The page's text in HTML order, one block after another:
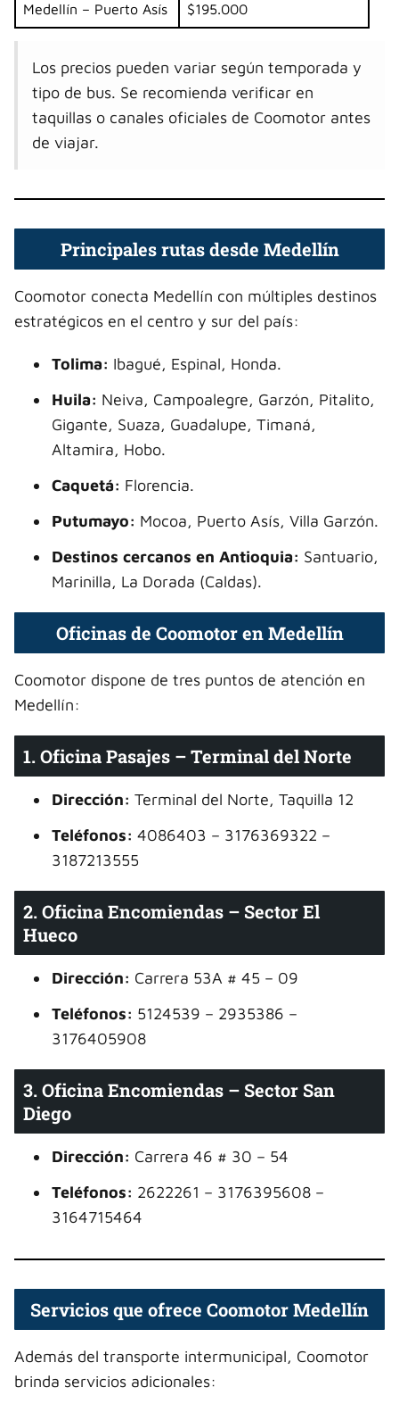
Medellín – Puerto Asís $195.000
Los precios pueden variar según temporada y
tipo de bus. Se recomienda verificar en
taquillas o canales oficiales de Coomotor antes
de viajar.
Principales rutas desde Medellín
Coomotor conecta Medellín con múltiples destinos
estratégicos en el centro y sur del país:
Tolima: Ibagué, Espinal, Honda.
Huila: Neiva, Campoalegre, Garzón, Pitalito,
Gigante, Suaza, Guadalupe, Timaná,
Altamira, Hobo.
Caquetá: Florencia.
Putumayo: Mocoa, Puerto Asís, Villa Garzón.
Destinos cercanos en Antioquia: Santuario,
Marinilla, La Dorada (Caldas).
Oficinas de Coomotor en Medellín
Coomotor dispone de tres puntos de atención en
Medellín:
1. Oficina Pasajes – Terminal del Norte
Dirección: Terminal del Norte, Taquilla 12
Teléfonos: 4086403 – 3176369322 –
3187213555
2. Oficina Encomiendas – Sector El
Hueco
Dirección: Carrera 53A # 45 – 09
Teléfonos: 5124539 – 2935386 –
3176405908
3. Oficina Encomiendas – Sector San
Diego
Dirección: Carrera 46 # 30 – 54
Teléfonos: 2622261 – 3176395608 –
3164715464
Servicios que ofrece Coomotor Medellín
Además del transporte intermunicipal, Coomotor
brinda servicios adicionales: